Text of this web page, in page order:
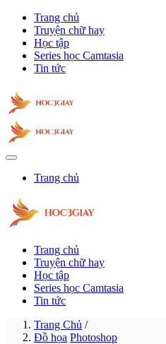
Trang chủ
Truyện chữ hay
Học tập
Series học Camtasia
Tin tức
Trang chủ
Trang chủ
Truyện chữ hay
Học tập
Series học Camtasia
Tin tức
Trang Chủ /
Đồ họa Photoshop